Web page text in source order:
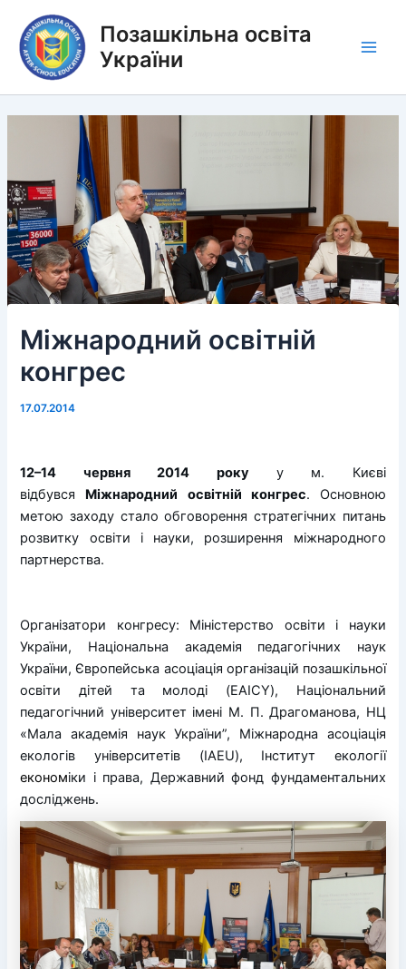
вмісту
Позашкільна освіта
України
Міжнародний освітній
конгрес
17.07.2014
12–14 червня 2014 року
у м. Києві
відбувся
Міжнародний освітній конгрес. Основною
метою заходу стало обговорення стратегічних питань
розвитку освіти і науки, розширення міжнародного
партнерства.
Організатори конгресу: Міністерство освіти і науки
України, Національна академія педагогічних наук
України, Європейська асоціація організацій позашкільної
освіти дітей та молоді (EAICY), Національний
педагогічний університет імені М. П. Драгоманова, НЦ
«Мала академія наук України”, Міжнародна асоціація
екологів університетів (IAEU), Інститут екології
економіки і права, Державний фонд фундаментальних
досліджень.